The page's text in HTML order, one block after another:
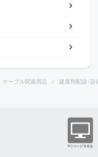
ケーブル関連用品 建屋用配線･設